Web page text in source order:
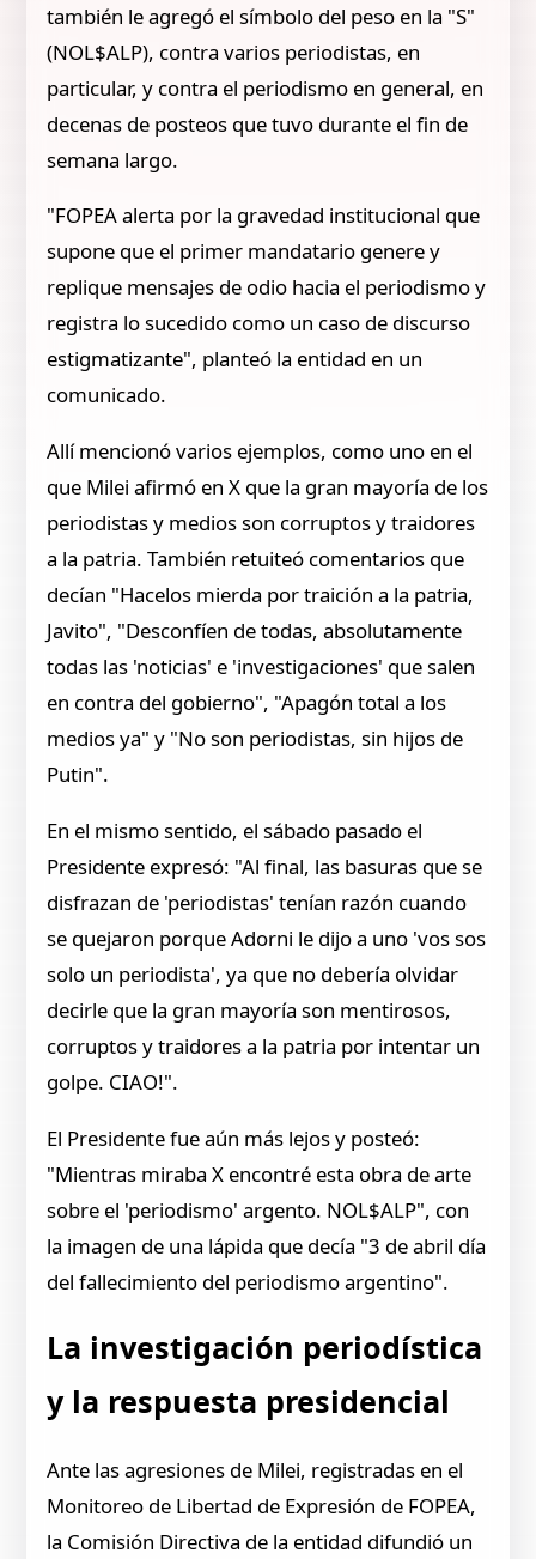
también le agregó el símbolo del peso en la "S"
(NOL$ALP), contra varios periodistas, en
particular, y contra el periodismo en general, en
decenas de posteos que tuvo durante el fin de
semana largo.
"FOPEA alerta por la gravedad institucional que
supone que el primer mandatario genere y
replique mensajes de odio hacia el periodismo y
registra lo sucedido como un caso de discurso
estigmatizante", planteó la entidad en un
comunicado.
Allí mencionó varios ejemplos, como uno en el
que Milei afirmó en X que la gran mayoría de los
periodistas y medios son corruptos y traidores
a la patria. También retuiteó comentarios que
decían "Hacelos mierda por traición a la patria,
Javito", "Desconfíen de todas, absolutamente
todas las 'noticias' e 'investigaciones' que salen
en contra del gobierno", "Apagón total a los
medios ya" y "No son periodistas, sin hijos de
Putin".
En el mismo sentido, el sábado pasado el
Presidente expresó: "Al final, las basuras que se
disfrazan de 'periodistas' tenían razón cuando
se quejaron porque Adorni le dijo a uno 'vos sos
solo un periodista', ya que no debería olvidar
decirle que la gran mayoría son mentirosos,
corruptos y traidores a la patria por intentar un
golpe. CIAO!".
El Presidente fue aún más lejos y posteó:
"Mientras miraba X encontré esta obra de arte
sobre el 'periodismo' argento. NOL$ALP", con
la imagen de una lápida que decía "3 de abril día
del fallecimiento del periodismo argentino".
La investigación periodística
y la respuesta presidencial
Ante las agresiones de Milei, registradas en el
Monitoreo de Libertad de Expresión de FOPEA,
la Comisión Directiva de la entidad difundió un